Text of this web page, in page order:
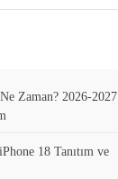
Zaman? 2026-2027
18 Tanıtım ve